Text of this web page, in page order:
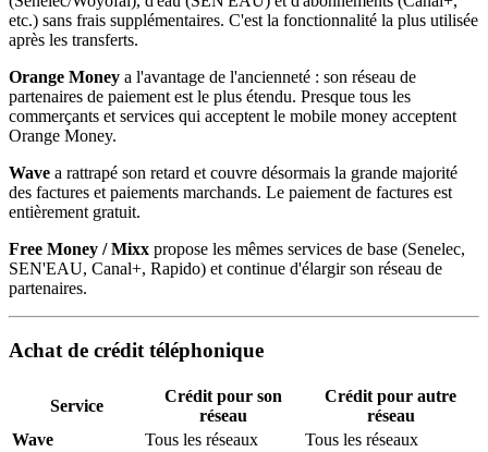
etc.) sans frais supplémentaires. C'est la fonctionnalité la plus utilisée
après les transferts.
Orange Money a l'avantage de l'ancienneté : son réseau de
partenaires de paiement est le plus étendu. Presque tous les
commerçants et services qui acceptent le mobile money acceptent
Orange Money.
Wave a rattrapé son retard et couvre désormais la grande majorité
des factures et paiements marchands. Le paiement de factures est
entièrement gratuit.
Free Money / Mixx propose les mêmes services de base (Senelec,
SEN'EAU, Canal+, Rapido) et continue d'élargir son réseau de
partenaires.
Achat de crédit téléphonique
Service
Crédit pour son
réseau
Crédit pour autre
réseau
Wave
Tous les réseaux
Tous les réseaux